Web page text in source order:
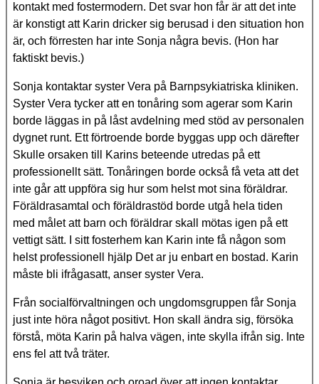
kontakt med fostermodern. Det svar hon får är att det inte
är konstigt att Karin dricker sig berusad i den situation hon
är, och förresten har inte Sonja några bevis. (Hon har
faktiskt bevis.)
Sonja kontaktar syster Vera på Barnpsykiatriska kliniken.
Syster Vera tycker att en tonåring som agerar som Karin
borde läggas in på låst avdelning med stöd av personalen
dygnet runt. Ett förtroende borde byggas upp och därefter
Skulle orsaken till Karins beteende utredas på ett
professionellt sätt. Tonåringen borde också få veta att det
inte går att uppföra sig hur som helst mot sina föräldrar.
Föräldrasamtal och föräldrastöd borde utgå hela tiden
med målet att barn och föräldrar skall mötas igen på ett
vettigt sätt. I sitt fosterhem kan Karin inte få någon som
helst professionell hjälp Det ar ju enbart en bostad. Karin
måste bli ifrågasatt, anser syster Vera.
Från socialförvaltningen och ungdomsgruppen får Sonja
just inte höra något positivt. Hon skall ändra sig, försöka
förstå, möta Karin på halva vägen, inte skylla ifrån sig. Inte
ens fel att två träter.